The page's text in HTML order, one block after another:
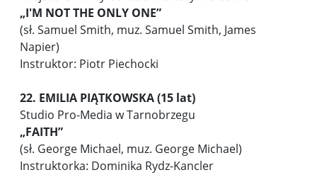
„I'M NOT THE ONLY ONE”
(sł. Samuel Smith, muz. Samuel Smith, James
Napier)
Instruktor: Piotr Piechocki
22. EMILIA PIĄTKOWSKA (15 lat)
Studio Pro-Media w Tarnobrzegu
„FAITH”
(sł. George Michael, muz. George Michael)
Instruktorka: Dominika Rydz-Kancler